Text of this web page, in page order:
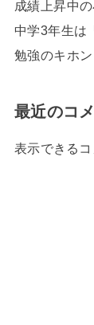
成績上昇中
中学3年生は
勉強のキホ
最近のコ
表示できるコ